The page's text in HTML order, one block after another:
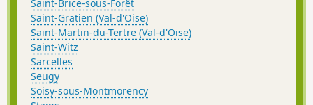
Saint-Brice-sous-Forêt
Saint-Gratien (Val-d'Oise)
Saint-Martin-du-Tertre (Val-d'Oise)
Saint-Witz
Sarcelles
Seugy
Soisy-sous-Montmorency